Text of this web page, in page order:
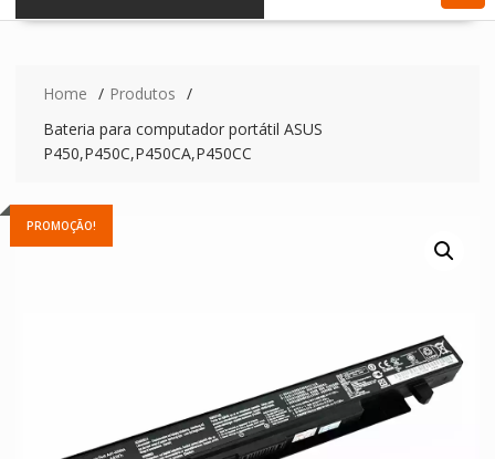
Home
Produtos
Bateria para computador portátil ASUS
P450,P450C,P450CA,P450CC
PROMOÇÃO!